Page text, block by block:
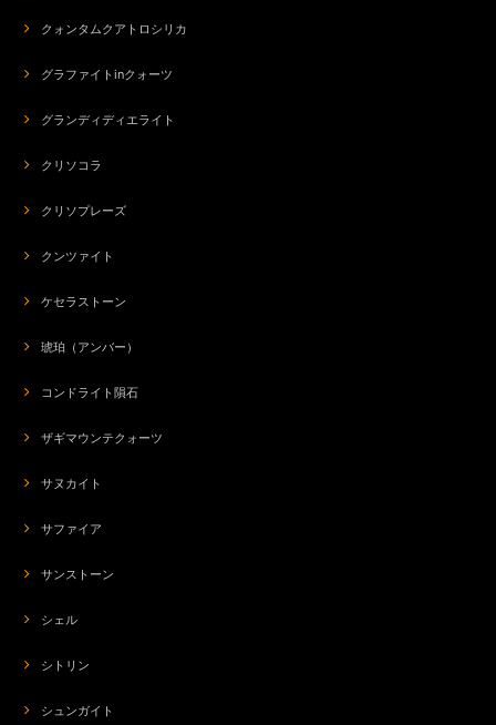
クォンタムクアトロシリカ
グラファイトinクォーツ
グランディディエライト
クリソコラ
クリソプレーズ
クンツァイト
ケセラストーン
琥珀（アンバー）
コンドライト隕石
ザギマウンテクォーツ
サヌカイト
サファイア
サンストーン
シェル
シトリン
シュンガイト